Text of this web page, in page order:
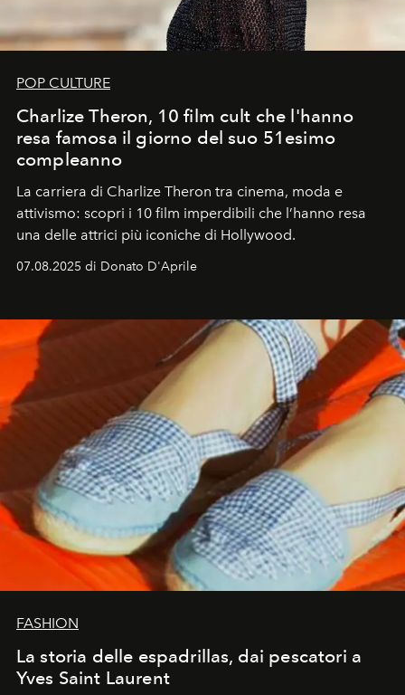
POP CULTURE
Charlize Theron, 10 film cult che l'hanno
resa famosa il giorno del suo 51esimo
compleanno
La carriera di Charlize Theron tra cinema, moda e
attivismo: scopri i 10 film imperdibili che l’hanno resa
una delle attrici più iconiche di Hollywood.
07.08.2025 di Donato D'Aprile
FASHION
La storia delle espadrillas, dai pescatori a
Yves Saint Laurent